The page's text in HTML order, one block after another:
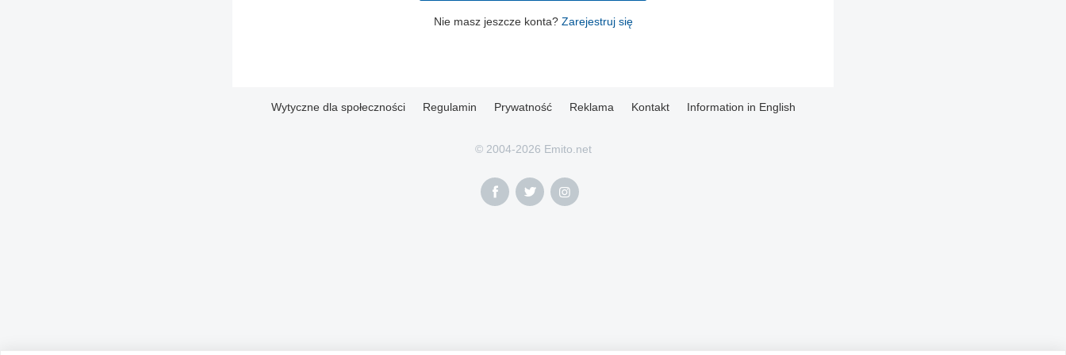
Nie masz jeszcze konta? Zarejestruj się
Wytyczne dla społeczności Regulamin Prywatność Reklama Kontakt Information in English
© 2004-2026 Emito.net